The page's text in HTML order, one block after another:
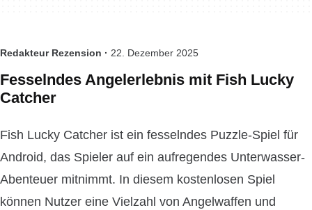
Redakteur Rezension · 22. Dezember 2025
Fesselndes Angelerlebnis mit Fish Lucky
Catcher
Fish Lucky Catcher ist ein fesselndes Puzzle-Spiel für
Android, das Spieler auf ein aufregendes Unterwasser-
Abenteuer mitnimmt. In diesem kostenlosen Spiel
können Nutzer eine Vielzahl von Angelwaffen und